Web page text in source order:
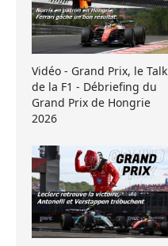
Vidéo - Grand Prix, le Talk
de la F1 - Débriefing du
Grand Prix de Hongrie
2026